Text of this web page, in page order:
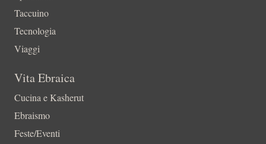
Taccuino
Tecnologia
Viaggi
Vita Ebraica
Cucina e Kasherut
Ebraismo
Feste/Eventi